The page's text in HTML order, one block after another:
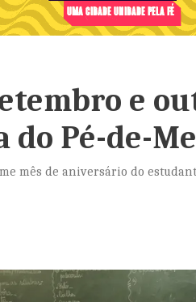
e
Pé-de-
mês de aniversário do